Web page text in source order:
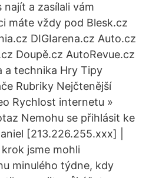
a zasílali vám
máte vždy pod Blesk.cz
DIGIarena.cz Auto.cz
Doupě.cz AutoRevue.cz
a technika Hry Tipy
Rubriky Nejčtenější
Rychlost internetu »
Nemohu se přihlásit ke
[213.226.255.xxx] |
jsme mohli
minulého týdne, kdy